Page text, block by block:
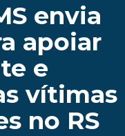
envia
apoiar
e
vítimas
no RS